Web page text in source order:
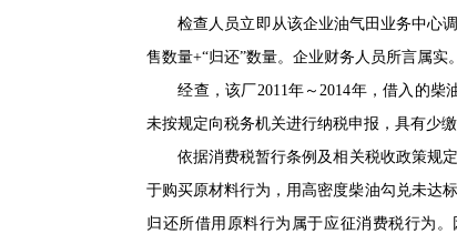
检查人员立即从该企业油气田业务中心调
售数量+“归还”数量。企业财务人员所言属实。
经查，该厂2011年～2014年，借入的柴
未按规定向税务机关进行纳税申报，具有少
依据消费税暂行条例及相关税收政策规定
于购买原材料行为，用高密度柴油勾兑未达
归还所借用原料行为属于应征消费税行为